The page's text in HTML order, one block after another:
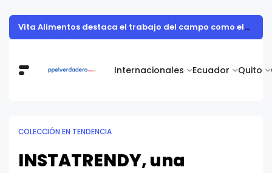
Internacionales Ecuador Quito
Muestra de arte contemporáneo reunió a cuerpo diplomático y artistas nacionales en la Academia Diplomática Galo Plaza
COLECCIÓN EN TENDENCIA
INSTATRENDY, una